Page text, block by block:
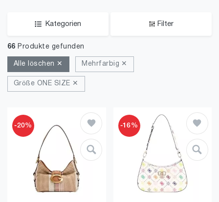
Kategorien Filter
66 Produkte gefunden
Alle löschen ✕ Mehrfarbig ✕
Größe ONE SIZE ✕
-20% -16%